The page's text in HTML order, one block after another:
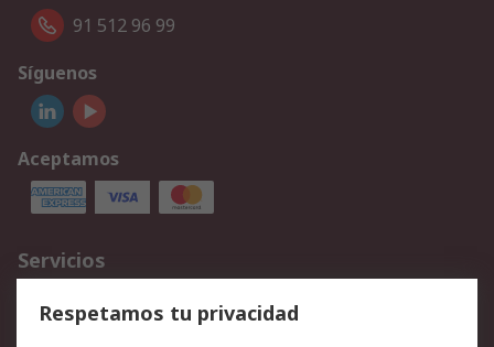
91 512 96 99
Síguenos
Aceptamos
Servicios
Cómo realizar pedidos
Devoluciones
Facturación y pago
Respetamos tu privacidad